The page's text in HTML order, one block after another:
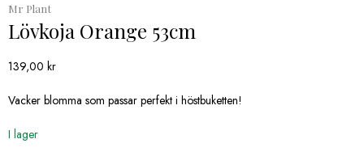
Mr Plant
Lövkoja Orange 53cm
139,00 kr
Vacker blomma som passar perfekt i höstbuketten!
I lager